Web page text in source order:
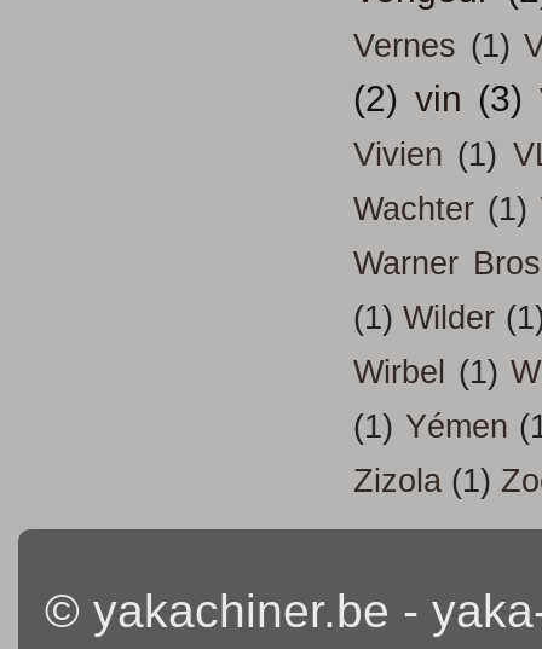
Vernes (1)
(2) vin (3)
Vivien (1)
Wachter (1)
Warner Bros
(1) Wilder
Wirbel
(1)
(1) Yémen
Zizola (1)
© yakachiner.be -